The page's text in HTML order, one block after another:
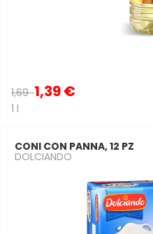
1,691,39 €
1 l
CONI CON PANNA, 12 PZ
DOLCIANDO